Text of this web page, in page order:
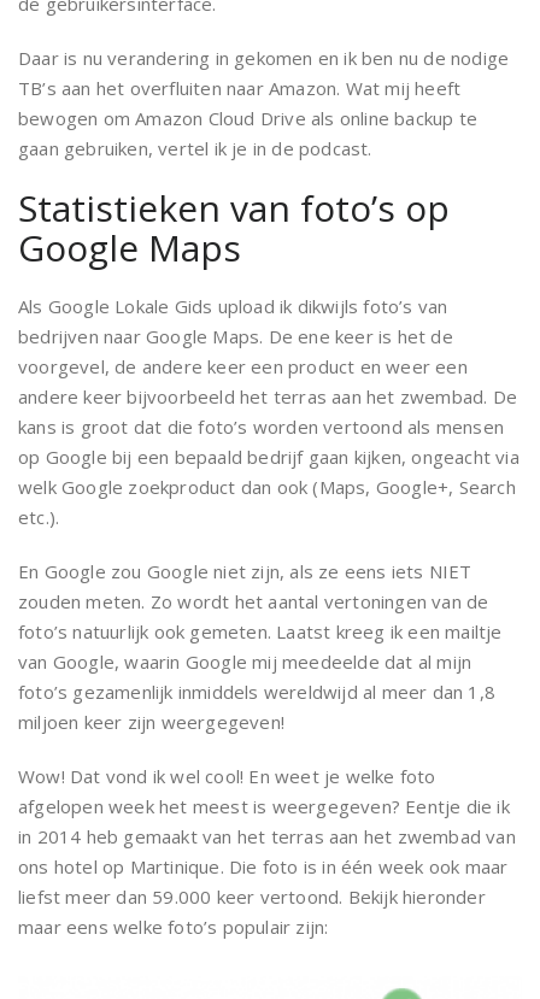
Daar is nu verandering in gekomen en ik ben nu de nodige
TB’s aan het overfluiten naar Amazon. Wat mij heeft
bewogen om Amazon Cloud Drive als online backup te
gaan gebruiken, vertel ik je in de podcast.
Statistieken van foto’s op
Google Maps
Als Google Lokale Gids upload ik dikwijls foto’s van
bedrijven naar Google Maps. De ene keer is het de
voorgevel, de andere keer een product en weer een
andere keer bijvoorbeeld het terras aan het zwembad. De
kans is groot dat die foto’s worden vertoond als mensen
op Google bij een bepaald bedrijf gaan kijken, ongeacht via
welk Google zoekproduct dan ook (Maps, Google+, Search
etc.).
En Google zou Google niet zijn, als ze eens iets NIET
zouden meten. Zo wordt het aantal vertoningen van de
foto’s natuurlijk ook gemeten. Laatst kreeg ik een mailtje
van Google, waarin Google mij meedeelde dat al mijn
foto’s gezamenlijk inmiddels wereldwijd al meer dan 1,8
miljoen keer zijn weergegeven!
Wow! Dat vond ik wel cool! En weet je welke foto
afgelopen week het meest is weergegeven? Eentje die ik
in 2014 heb gemaakt van het terras aan het zwembad van
ons hotel op Martinique. Die foto is in één week ook maar
liefst meer dan 59.000 keer vertoond. Bekijk hieronder
maar eens welke foto’s populair zijn: